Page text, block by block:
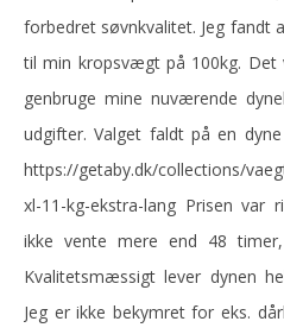
forbedret søvnkvalitet. Jeg fandt
til min kropsvægt på 100kg. Det
genbruge mine nuværende
udgifter. Valget faldt på en
https://getaby.dk/collections/
xl-11-kg-ekstra-lang Prisen var
ikke vente mere end 48
Kvalitetsmæssigt lever dynen
Jeg er ikke bekymret for eks.